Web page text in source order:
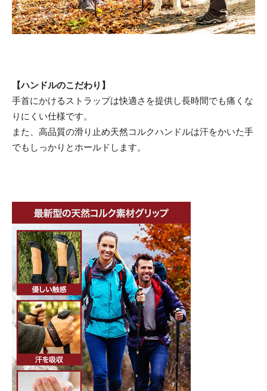
【ハンドルのこだわり】
手首にかけるストラップは快適さを提供し長時間でも痛くな
りにくい仕様です。
また、高品質の滑り止め天然コルクハンドルは汗をかいた手
でもしっかりとホールドします。